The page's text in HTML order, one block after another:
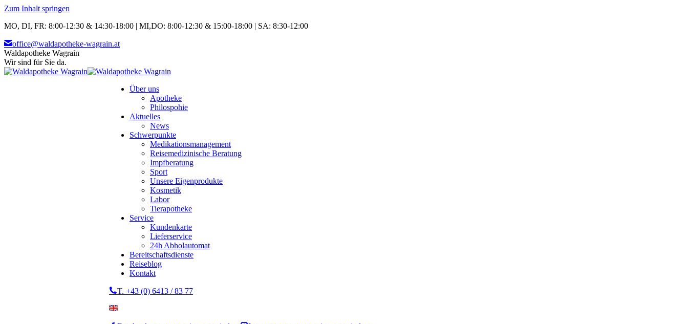
Zum Inhalt springen
MO, DI, FR: 8:00-12:30 & 14:30-18:00 | MI,DO: 8:00-12:30 & 15:00-18:00 | SA: 8:30-12:00
office@waldapotheke-wagrain.at
Waldapotheke Wagrain
Wir sind für Sie da.
Über uns
Apotheke
Philospohie
Aktuelles
News
Schwerpunkte
Medikationsmanagement
Reisemedizinische Beratung
Impfberatung
Sport
Unsere Eigenprodukte
Kosmetik
Labor
Tierapotheke
Service
Kundenkarte
Lieferservice
24h Abholautomat
Bereitschaftsdienste
Reiseblog
Kontakt
T. +43 (0) 6413 / 83 77